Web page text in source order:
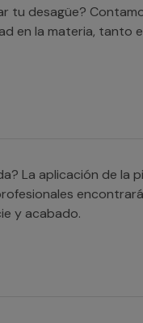
tu desagüe?
en la materia, tanto
La aplicación de la
y acabado.